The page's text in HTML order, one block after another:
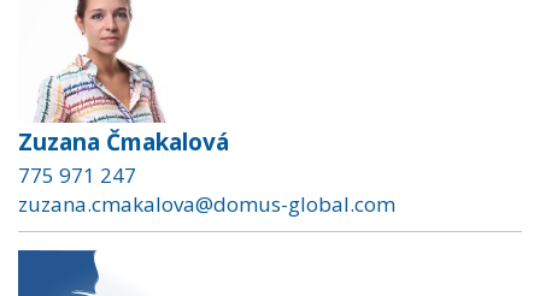
Zuzana Čmakalová
775 971 247
zuzana.cmakalova@domus-global.com